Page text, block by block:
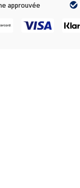
approuvée